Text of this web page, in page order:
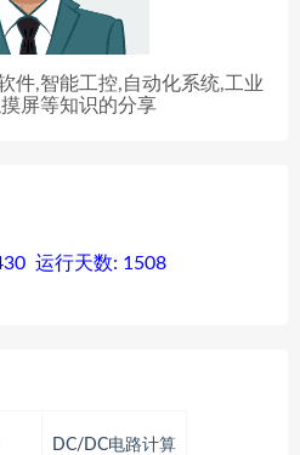
件,智能工控,自动化系统,工业
屏等知识的分享
运行天数: 1508
DC/DC电路计算